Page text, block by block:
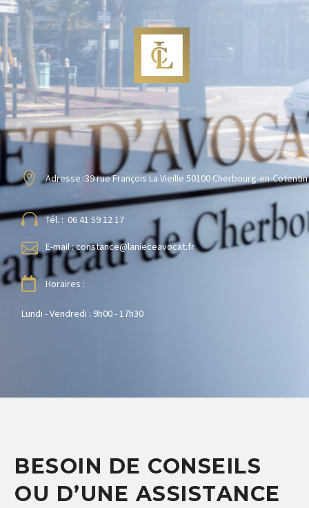
Adresse :39 rue François La Vieille 50100 Cherbourg-en-Cotentin
Tél. : 06 41 59 12 17
E-mail : constance@lanieceavocat.fr
Horaires :
Lundi - Vendredi : 9h00 - 17h30
BESOIN DE CONSEILS
OU D’UNE ASSISTANCE